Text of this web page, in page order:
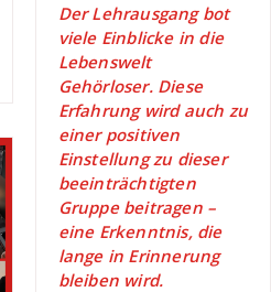
Der Lehrausgang bot
viele Einblicke in die
Lebenswelt
Gehörloser. Diese
Erfahrung wird auch zu
einer positiven
Einstellung zu dieser
beeinträchtigten
Gruppe beitragen –
eine Erkenntnis, die
lange in Erinnerung
bleiben wird.